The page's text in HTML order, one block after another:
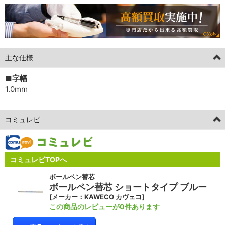
主な仕様
■字幅
1.0mm
コミュレビ
コミュレビTOPへ
ボールペン替芯
ボールペン替芯 ショートタイプ ブルー
[メーカー：KAWECO カヴェコ]
この商品のレビューが0件あります